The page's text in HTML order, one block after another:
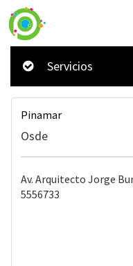
Servicios
Pinamar
Osde
Av. Arquitecto Jorge
5556733